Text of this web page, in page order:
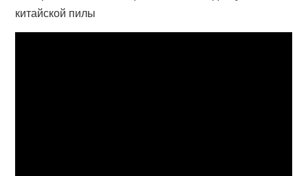
китайской пилы